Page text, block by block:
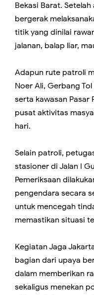
Bekasi Barat.
bergerak
titik yang dinilai
jalanan, balap liar,
Adapun rute patroli
Noer Ali, Gerbang
serta kawasan Pasar
pusat aktivitas
hari.
Selain patroli,
stasioner di Jalan I
Pemeriksaan
pengendara secara
untuk mencegah
memastikan situasi
Kegiatan Jaga
bagian dari upaya
dalam memberikan
sekaligus menekan